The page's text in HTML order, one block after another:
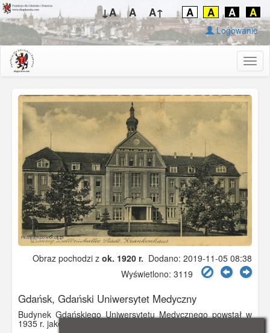
↓A A A↑ A A A A
Logowanie
Obraz pochodzi z ok. 1920 r. Dodano: 2019-11-05 08:38
Wyświetlono: 3119
Gdańsk, Gdański Uniwersytet Medyczny
Budynek Gdańskiego Uniwersytetu Medycznego powstał w
1935 r. jako Akademia Medycyny Praktycznej.